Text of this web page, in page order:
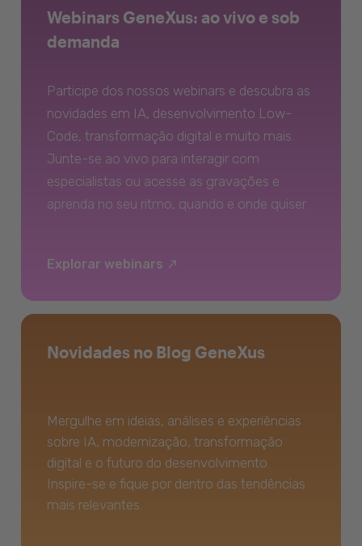
Webinars GeneXus: ao vivo e sob
demanda
Participe dos nossos webinars e descubra as
novidades em IA, desenvolvimento Low-
Code, transformação digital e muito mais.
Junte-se ao vivo para interagir com
especialistas ou acesse as gravações e
aprenda no seu ritmo, quando e onde quiser.
Explorar webinars
Novidades no Blog GeneXus
Mergulhe em ideias, análises e experiências
sobre IA, modernização, transformação
digital e o futuro do desenvolvimento.
Inspire-se e fique por dentro das tendências
mais relevantes.